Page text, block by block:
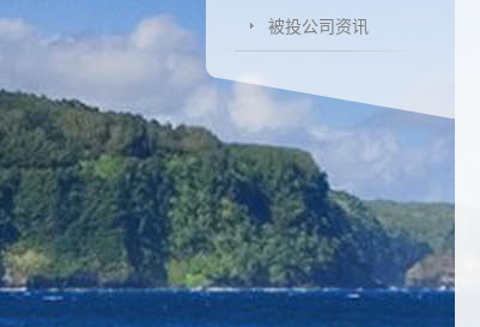
被投公司资讯